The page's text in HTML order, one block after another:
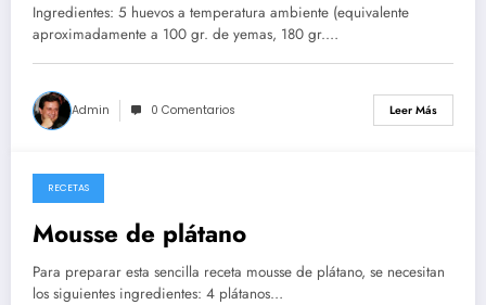
Ingredientes: 5 huevos a temperatura ambiente (equivalente
aproximadamente a 100 gr. de yemas, 180 gr.…
Admin 0 Comentarios Leer Más
14/05/2026
RECETAS
Mousse de plátano
Para preparar esta sencilla receta mousse de plátano, se necesitan
los siguientes ingredientes: 4 plátanos…